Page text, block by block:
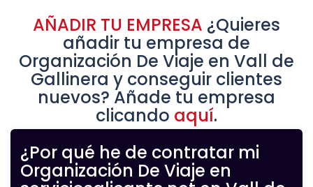
AÑADIR TU EMPRESA ¿Quieres
añadir tu empresa de
Organización De Viaje en Vall de
Gallinera y conseguir clientes
nuevos? Añade tu empresa
clicando aquí.
¿Por qué he de contratar mi
Organización De Viaje en